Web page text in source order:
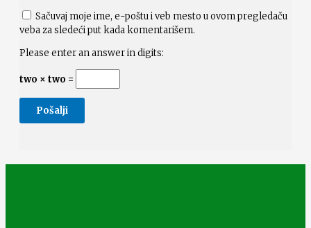
Sačuvaj moje ime, e-poštu i veb mesto u ovom pregledaču
veba za sledeći put kada komentarišem.
Please enter an answer in digits:
two × two =